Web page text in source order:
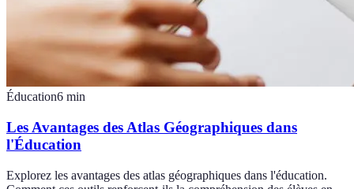
Éducation6 min
Les Avantages des Atlas Géographiques dans
l'Éducation
Explorez les avantages des atlas géographiques dans l'éducation.